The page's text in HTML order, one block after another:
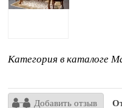
Категория в каталоге
Добавить отзыв